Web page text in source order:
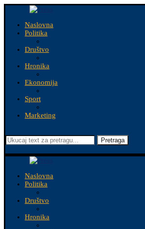
Naslovna
Politika
Društvo
Hronika
Ekonomija
Sport
Marketing
Pretraga
Naslovna
Politika
Društvo
Hronika